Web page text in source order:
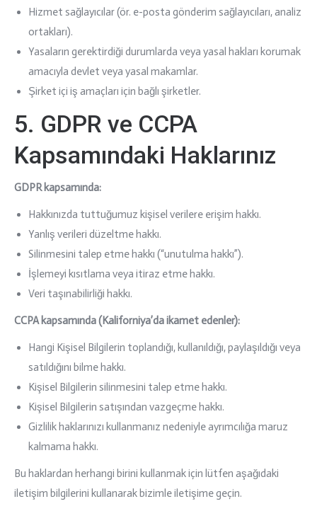
Hizmet sağlayıcılar (ör. e-posta gönderim sağlayıcıları, analiz
ortakları).
Yasaların gerektirdiği durumlarda veya yasal hakları korumak
amacıyla devlet veya yasal makamlar.
Şirket içi iş amaçları için bağlı şirketler.
5. GDPR ve CCPA
Kapsamındaki Haklarınız
GDPR kapsamında:
Hakkınızda tuttuğumuz kişisel verilere erişim hakkı.
Yanlış verileri düzeltme hakkı.
Silinmesini talep etme hakkı (“unutulma hakkı”).
İşlemeyi kısıtlama veya itiraz etme hakkı.
Veri taşınabilirliği hakkı.
CCPA kapsamında (Kaliforniya’da ikamet edenler):
Hangi Kişisel Bilgilerin toplandığı, kullanıldığı, paylaşıldığı veya
satıldığını bilme hakkı.
Kişisel Bilgilerin silinmesini talep etme hakkı.
Kişisel Bilgilerin satışından vazgeçme hakkı.
Gizlilik haklarınızı kullanmanız nedeniyle ayrımcılığa maruz
kalmama hakkı.
Bu haklardan herhangi birini kullanmak için lütfen aşağıdaki
iletişim bilgilerini kullanarak bizimle iletişime geçin.